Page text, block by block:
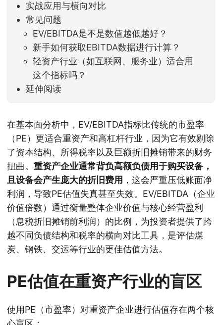
实战应用与横向对比
常见问题
EV/EBITDA是不是数值越低越好？
新手如何获取EBITDA数据进行计算？
轻资产行业（如互联网、服务业）适合用
这个指标吗？
延伸阅读
在基本面分析中，EV/EBITDA指标比传统的市盈率
（PE）更适合重资产和高杠杆行业，因为它有效剔除
了资本结构、所得税率以及巨额折旧摊销带来的财务
扭曲。 重资产企业通常背负高额负债用于购买设备，
且设备会产生庞大的折旧费用 ，这会严重压低账面净
利润，导致PE估值失真甚至失效。EV/EBITDA（企业
价值倍数）通过衡量整体企业价值与核心经营盈利
（息税折旧摊销前利润）的比例，为投资者提供了跨
越不同负债结构和税率的横向对比工具，是评估煤
炭、钢铁、交运等行业的更佳估值方法。
PE估值在重资产行业的盲区
使用PE（市盈率）对重资产企业进行估值存在两个核